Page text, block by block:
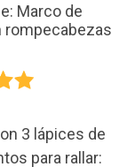
Marco de